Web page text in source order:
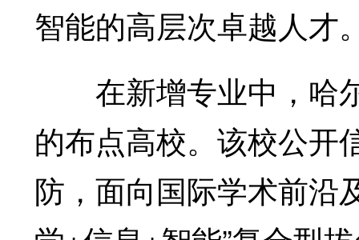
智能的高层次卓越人才
在新增专业中，哈
的布点高校。该校公开
防，面向国际学术前沿